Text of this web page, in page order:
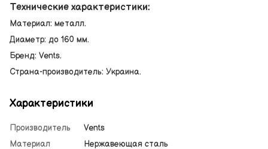
Технические характеристики:
Материал: металл.
Диаметр: до 160 мм.
Бренд: Vents.
Страна-производитель: Украина.
Характеристики
Производитель
Vents
Материал
Нержавеющая сталь